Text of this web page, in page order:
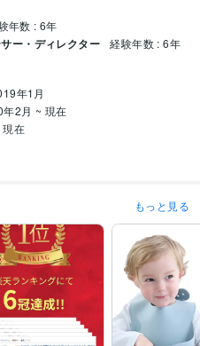
年数 : 6年
ー・ディレクター 経験年数 : 6年
年1月
2月 ~ 現在
在
グ１位
楽天ランキング週間ラン
ンキング１位
楽天ランキングリア
グ1位
Excel:10年Google サイト:3年
ライド:3年
Pages:2年
PowerPoint:10年
もっと見る